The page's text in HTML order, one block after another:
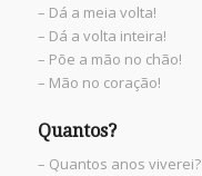
– Dá a meia volta!
– Dá a volta inteira!
– Põe a mão no chão!
– Mão no coração!
Quantos?
– Quantos anos viverei?